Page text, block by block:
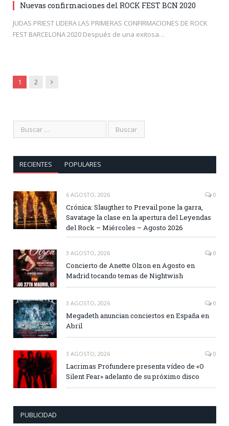
Nuevas confirmaciones del ROCK FEST BCN 2020
JUDAS PRIEST LIDERA LAS PRIMERAS CONFIRMACIONES DE ROCK
FEST BARCELONA 2020 Después de una exitosa…
1 2 Siguiente
RECIENTES POPULARES
6 AGOSTO, 2026 0
Crónica: Slaugther to Prevail pone la garra,
Savatage la clase en la apertura del Leyendas
del Rock – Miércoles – Agosto 2026
3 AGOSTO, 2026 0
Concierto de Anette Olzon en Agosto en
Madrid tocando temas de Nightwish
3 AGOSTO, 2026 0
Megadeth anuncian conciertos en España en
Abril
3 AGOSTO, 2026 0
Lacrimas Profundere presenta vídeo de «O
Silent Fear» adelanto de su próximo disco
PUBLICIDAD